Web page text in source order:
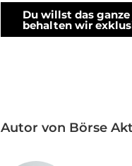
Du willst das ganze
behalten wir
Autor von Börse